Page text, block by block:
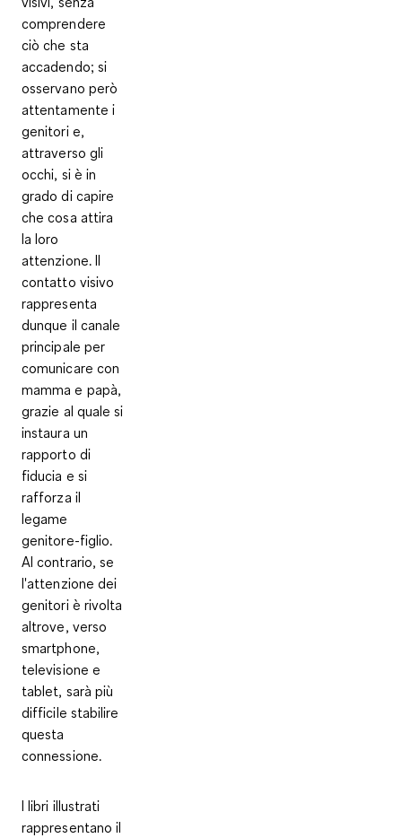
comprendere
ciò che sta
accadendo; si
osservano però
attentamente i
genitori e,
attraverso gli
occhi, si è in
grado di capire
che cosa attira
la loro
attenzione. Il
contatto visivo
rappresenta
dunque il canale
principale per
comunicare con
mamma e papà,
grazie al quale si
instaura un
rapporto di
fiducia e si
rafforza il
legame
genitore-figlio.
Al contrario, se
l'attenzione dei
genitori è rivolta
altrove, verso
smartphone,
televisione e
tablet, sarà più
difficile stabilire
questa
connessione.
Ilibri illustrati
rappresentano il